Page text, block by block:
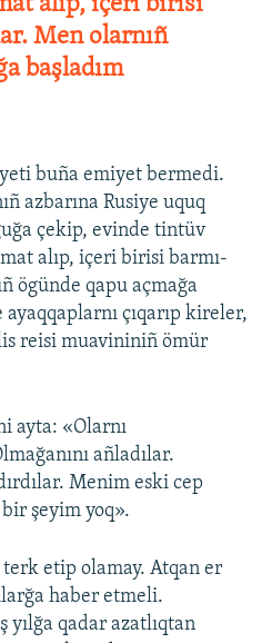
alıp, içeri birisi
Men olarnıñ
başladım
buña emiyet bermedi.
azbarına Rusiye uquq
çekip, evinde tintüv
alıp, içeri birisi barmı-
ögünde qapu açmağa
çıqarıp kireler,
reisi muavininiñ ömür
ayta: «Olarnı
añladılar.
Menim eski cep
şeyim yoq».
terk etip olamay. Atqan er
haber etmeli.
yılğa qadar azatlıqtan